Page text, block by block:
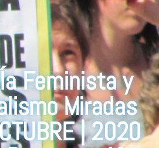
Feminista y
Miradas
| 2020